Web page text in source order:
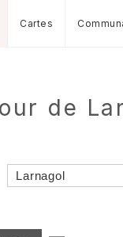
Cartes
de